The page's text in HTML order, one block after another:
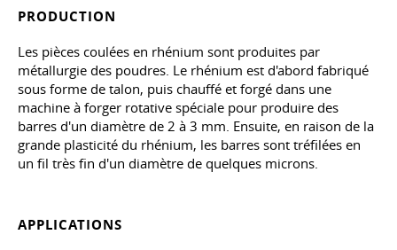
PRODUCTION
Les pièces coulées en rhénium sont produites par
métallurgie des poudres. Le rhénium est d'abord fabriqué
sous forme de talon, puis chauffé et forgé dans une
machine à forger rotative spéciale pour produire des
barres d'un diamètre de 2 à 3 mm. Ensuite, en raison de la
grande plasticité du rhénium, les barres sont tréfilées en
un fil très fin d'un diamètre de quelques microns.
APPLICATIONS